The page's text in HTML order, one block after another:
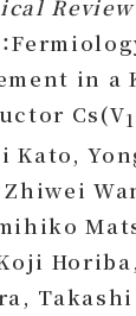
：
in a
Cs(V
Kato,
Zhiwei